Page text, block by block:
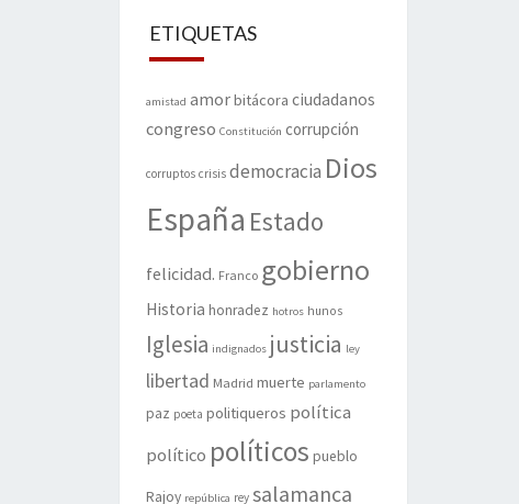
ETIQUETAS
amistad amorbitácora ciudadanos
congreso Constitución corrupción
corruptos crisis democracia Dios
España Estado
felicidad. Franco gobierno
Historia honradez hotros hunos
Iglesia indignados justicia ley
libertad Madrid muerte parlamento
paz poeta politiqueros política
político políticos pueblo
Rajoy república rey salamanca